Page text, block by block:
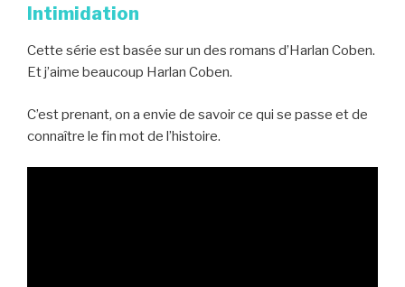
Intimidation
Cette série est basée sur un des romans d’Harlan Coben.
Et j’aime beaucoup Harlan Coben.
C’est prenant, on a envie de savoir ce qui se passe et de
connaître le fin mot de l’histoire.